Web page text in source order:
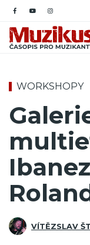
WORKSHOPY
VÍTĚZSLAV